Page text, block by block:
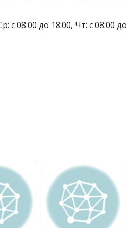
с 08:00 до 18:00, Чт: с 08:00 до